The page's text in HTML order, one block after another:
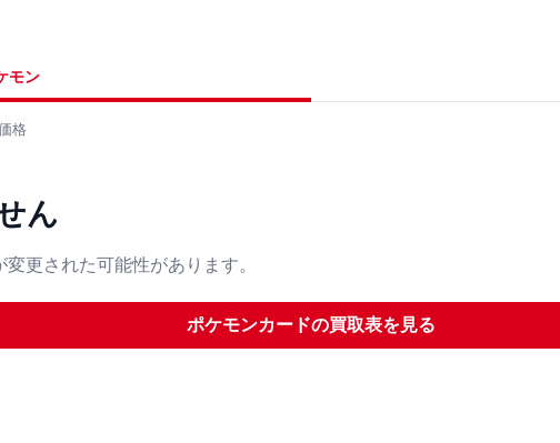
モン
格
ん
更された可能性があります。
ポケモンカードの買取表を見る